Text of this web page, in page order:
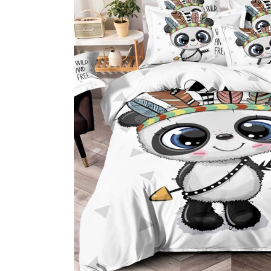
Lenjerii Creponate
Lenjerii de finet Iprimate Digital
Lenjerii de pat Bumbac 100%
Lenjerii de pat Finet + 2 Draperii
Lenjerii de pat Saten 4 piese cu